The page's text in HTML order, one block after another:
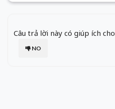
Câu trả lời này có giúp ích
NO